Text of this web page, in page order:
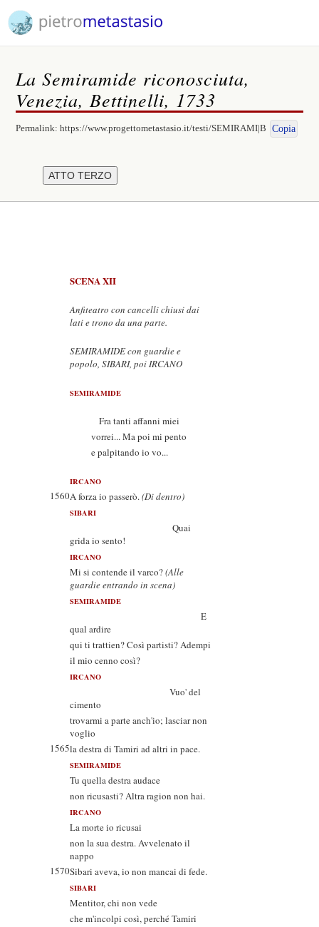
La Semiramide riconosciuta,
Venezia, Bettinelli, 1733
Permalink:https://www.progettometastasio.it/testi/SEMIRAMI|B Copia
SCENA XII
Anfiteatro con cancelli chiusi dai
lati e trono da una parte.
SEMIRAMIDE con guardie e
popolo, SIBARI, poi IRCANO
SEMIRAMIDE
Fra tanti affanni miei
vorrei... Ma poi mi pento
e palpitando io vo...
IRCANO
1560A forza io passerò.(Di dentro)
SIBARI
Quai
grida io sento!
IRCANO
Mi si contende il varco?(Alle
guardie entrando in scena)
SEMIRAMIDE
E
qual ardire
qui ti trattien? Così partisti? Adempi
il mio cenno così?
IRCANO
Vuo' del
cimento
trovarmi a parte anch'io; lasciar non
voglio
1565la destra di Tamiri ad altri in pace.
SEMIRAMIDE
Tu quella destra audace
non ricusasti? Altra ragion non hai.
IRCANO
La morte io ricusai
non la sua destra. Avvelenato il
nappo
1570Sibari aveva, io non mancai di fede.
SIBARI
Mentitor, chi non vede
che m'incolpi così, perché Tamiri